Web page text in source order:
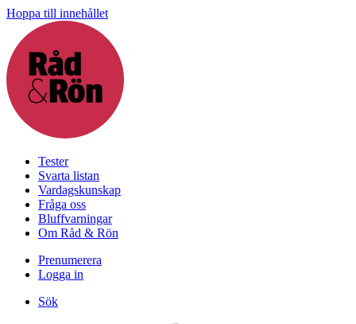
Hoppa till innehållet
Tester
Svarta listan
Vardagskunskap
Fråga oss
Bluffvarningar
Om Råd & Rön
Prenumerera
Logga in
Sök